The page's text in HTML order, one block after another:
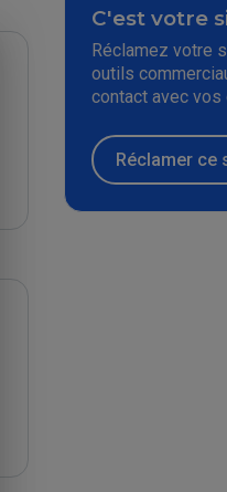
C'est votre
Réclamez votre
outils
contact avec vos
Réclamer ce